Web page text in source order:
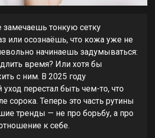
тонкую сетку
или осознаёшь, что кожа уже не
начинаешь задумываться:
время? Или хотя бы
с ним. В 2025 году
уход перестал быть чем-то, что
сорока. Теперь это часть рутины
тренды — не про борьбу, а про
к себе.